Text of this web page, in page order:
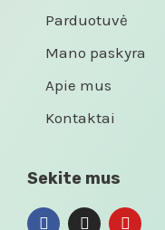
Parduotuvė
Mano paskyra
Apie mus
Kontaktai
Sekite mus